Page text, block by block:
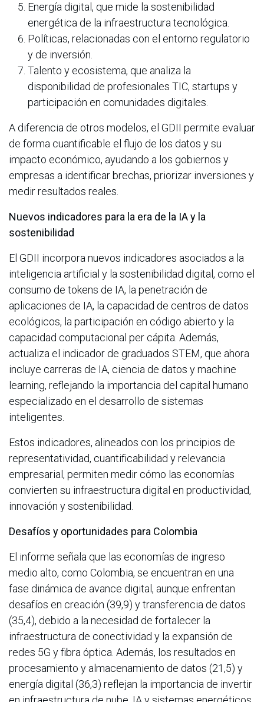
Energía digital, que mide la sostenibilidad
energética de la infraestructura tecnológica.
Políticas, relacionadas con el entorno regulatorio
y de inversión.
Talento y ecosistema, que analiza la
disponibilidad de profesionales TIC, startups y
participación en comunidades digitales.
A diferencia de otros modelos, el GDII permite evaluar
de forma cuantificable el flujo de los datos y su
impacto económico, ayudando a los gobiernos y
empresas a identificar brechas, priorizar inversiones y
medir resultados reales.
Nuevos indicadores para la era de la IA y la
sostenibilidad
El GDII incorpora nuevos indicadores asociados a la
inteligencia artificial y la sostenibilidad digital, como el
consumo de tokens de IA, la penetración de
aplicaciones de IA, la capacidad de centros de datos
ecológicos, la participación en código abierto y la
capacidad computacional per cápita. Además,
actualiza el indicador de graduados STEM, que ahora
incluye carreras de IA, ciencia de datos y machine
learning, reflejando la importancia del capital humano
especializado en el desarrollo de sistemas
inteligentes.
Estos indicadores, alineados con los principios de
representatividad, cuantificabilidad y relevancia
empresarial, permiten medir cómo las economías
convierten su infraestructura digital en productividad,
innovación y sostenibilidad.
Desafíos y oportunidades para Colombia
El informe señala que las economías de ingreso
medio alto, como Colombia, se encuentran en una
fase dinámica de avance digital, aunque enfrentan
desafíos en creación (39,9) y transferencia de datos
(35,4), debido a la necesidad de fortalecer la
infraestructura de conectividad y la expansión de
redes 5G y fibra óptica. Además, los resultados en
procesamiento y almacenamiento de datos (21,5) y
energía digital (36,3) reflejan la importancia de invertir